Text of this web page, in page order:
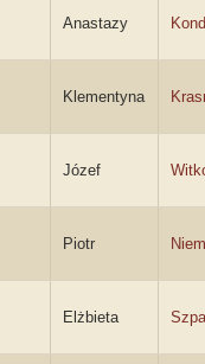
Anastazy
Klementyna
Józef
Piotr
Elżbieta